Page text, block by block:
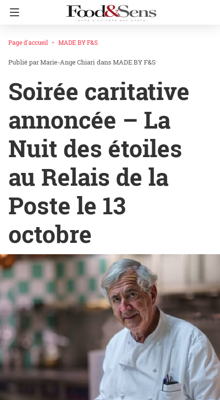
Page d'accueil MADE BY F&S
Marie-Ange Chiari dans MADE BY F&S
Soirée caritative
annoncée – La
Nuit des étoiles
au Relais de la
Poste le 13
octobre